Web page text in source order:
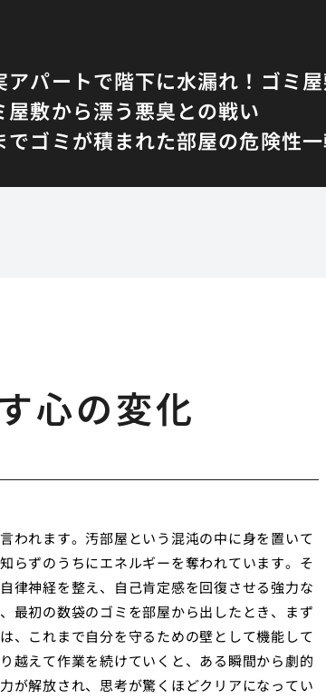
アパートで階下に水漏れ！ゴミ
屋敷から漂う悪臭との戦い
でゴミが積まれた部屋の危険性
心の変化
われます。汚部屋という混沌の中に身を置いて
らずのうちにエネルギーを奪われています。そ
律神経を整え、自己肯定感を回復させる強力な
最初の数袋のゴミを部屋から出したとき、まず
、これまで自分を守るための壁として機能して
越えて作業を続けていくと、ある瞬間から劇的
が解放され、思考が驚くほどクリアになってい